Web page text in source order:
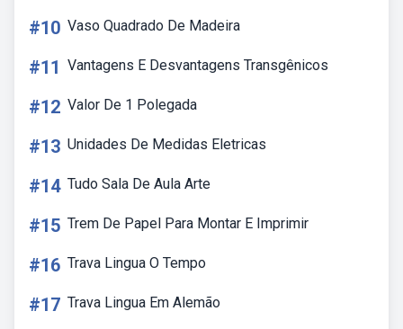
#10 Vaso Quadrado De Madeira
#11 Vantagens E Desvantagens Transgênicos
#12 Valor De 1 Polegada
#13 Unidades De Medidas Eletricas
#14 Tudo Sala De Aula Arte
#15 Trem De Papel Para Montar E Imprimir
#16 Trava Lingua O Tempo
#17 Trava Lingua Em Alemão